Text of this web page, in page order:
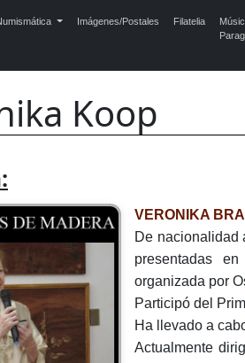
Imágenes/Postales Filatelia
Koop
VERONIKA
De nacionalidad
presentadas
organizada por
Participó del
Ha llevado a
Actualmente